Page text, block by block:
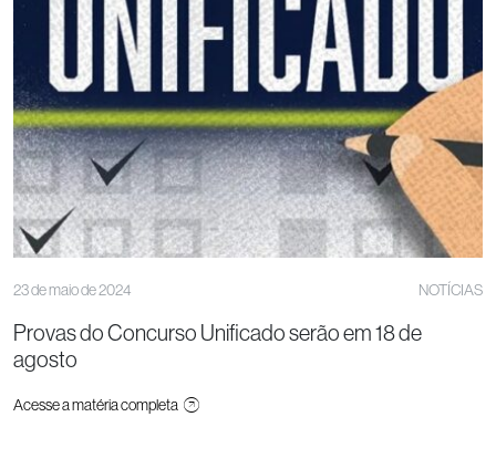
23 de maio de 2024 NOTÍCIAS
Provas do Concurso Unificado serão em 18 de
agosto
Acesse a matéria completa